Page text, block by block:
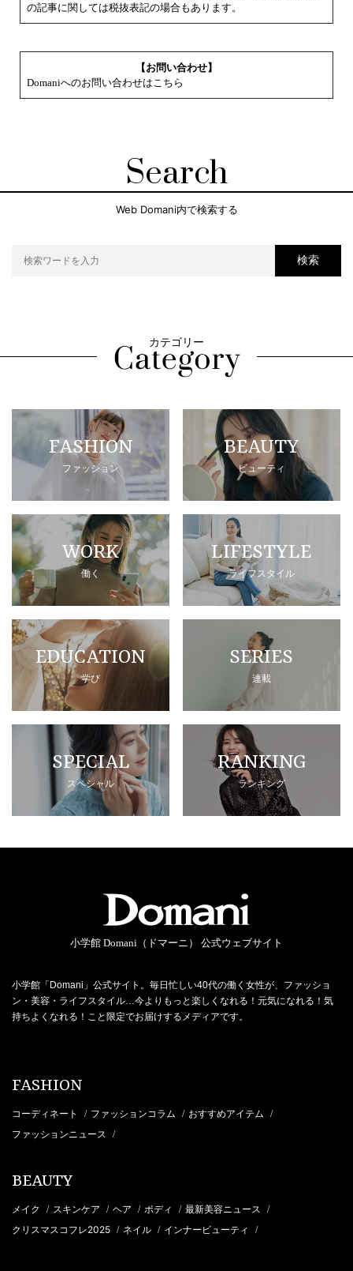
の記事に関しては税抜表記の場合もあります。
【お問い合わせ】
Domaniへのお問い合わせはこちら
Search
Web Domani内で検索する
検索
カテゴリー
FASHION
ファッション
BEAUTY
ビューティ
WORK
働く
LIFESTYLE
ライフスタイル
EDUCATION
学び
SERIES
連載
SPECIAL
スペシャル
RANKING
ランキング
小学館 Domani（ドマーニ） 公式ウェブサイト
小学館「Domani」公式サイト。毎日忙しい40代の働く女性が、ファッショ
ン・美容・ライフスタイル…今よりもっと楽しくなれる！元気になれる！気
持ちよくなれる！こと限定でお届けするメディアです。
FASHION
コーディネート / ファッションコラム / おすすめアイテム /
ファッションニュース /
BEAUTY
メイク / スキンケア / ヘア / ボディ / 最新美容ニュース /
クリスマスコフレ2025 / ネイル / インナービューティ /